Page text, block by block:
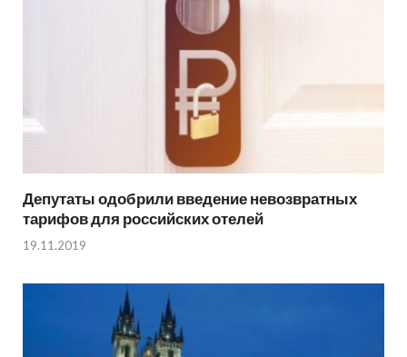
Депутаты одобрили введение невозвратных
тарифов для российских отелей
19.11.2019